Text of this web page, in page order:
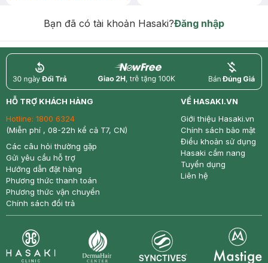
Bạn đã có tài khoản Hasaki?Đăng nhập
return nowfree price
HỖ TRỢ KHÁCH HÀNG
Hotline: 1800 6324
(Miễn phí , 08-22h kể cả T7, CN)
Các câu hỏi thường gặp
Gửi yêu cầu hỗ trợ
Hướng dẫn đặt hàng
Phương thức thanh toán
Phương thức vận chuyển
Chính sách đổi trả
VỀ HASAKI.VN
Giới thiệu Hasaki.vn
Chính sách bảo mật
Điều khoản sử dụng
Hasaki cẩm nang
Tuyển dụng
Liên hệ